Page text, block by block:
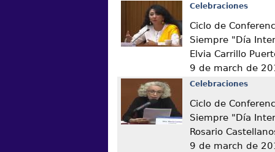
Celebraciones
Ciclo de
Siempre "Día
Elvia Carrillo
9 de march de
Celebraciones
Ciclo de
Siempre "Día
Rosario
9 de march de